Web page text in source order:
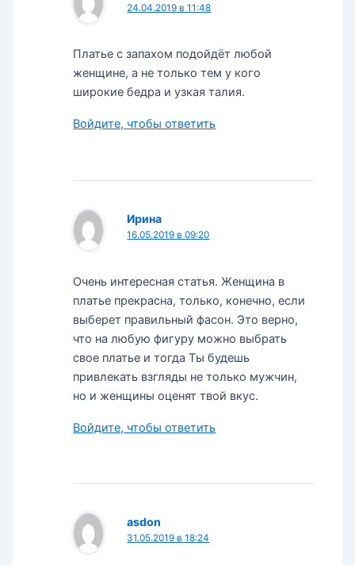
24.04.2019 в 11:48
Платье с запахом подойдёт любой
женщине, а не только тем у кого
широкие бедра и узкая талия.
Войдите, чтобы ответить
Ирина
16.05.2019 в 09:20
Очень интересная статья. Женщина в
платье прекрасна, только, конечно, если
выберет правильный фасон. Это верно,
что на любую фигуру можно выбрать
свое платье и тогда Ты будешь
привлекать взгляды не только мужчин,
но и женщины оценят твой вкус.
Войдите, чтобы ответить
asdon
31.05.2019 в 18:24